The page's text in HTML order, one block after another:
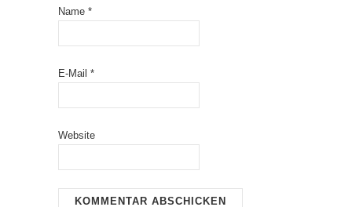
Name *
E-Mail *
Website